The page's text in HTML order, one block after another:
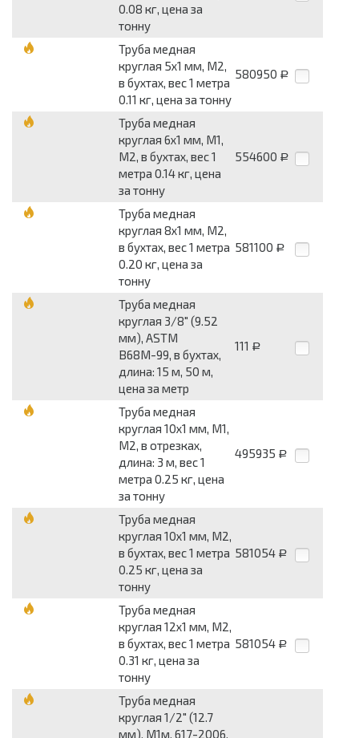
0.08 кг, цена за
тонну
Труба медная
круглая 5x1 мм, М2,
в бухтах, вес 1 метра
0.11 кг, цена за тонну
580950 Р
Труба медная
круглая 6x1 мм, М1,
М2, в бухтах, вес 1
метра 0.14 кг, цена
за тонну
554600 Р
Труба медная
круглая 8x1 мм, М2,
в бухтах, вес 1 метра
0.20 кг, цена за
тонну
581100 Р
Труба медная
круглая 3/8" (9.52
мм), ASTM
B68М-99, в бухтах,
длина: 15 м, 50 м,
цена за метр
111 Р
Труба медная
круглая 10x1 мм, М1,
М2, в отрезках,
длина: 3 м, вес 1
метра 0.25 кг, цена
за тонну
495935 Р
Труба медная
круглая 10x1 мм, М2,
в бухтах, вес 1 метра
0.25 кг, цена за
тонну
581054 Р
Труба медная
круглая 12x1 мм, М2,
в бухтах, вес 1 метра
0.31 кг, цена за
тонну
581054 Р
Труба медная
круглая 1/2" (12.7
мм), М1м, 617-2006,